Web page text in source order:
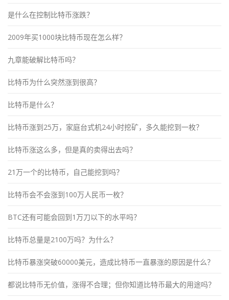
是什么在控制比特币涨跌？
2009年买1000块比特币现在怎么样？
九章能破解比特币吗？
比特币为什么突然涨到很高？
比特币是什么？
比特币涨到25万，家庭台式机24小时挖矿，多久能挖到一枚？
比特币涨这么多，但是真的卖得出去吗？
21万一个的比特币，自己能挖到吗？
比特币会不会涨到100万人民币一枚？
BTC还有可能会回到1万刀以下的水平吗？
比特币总量是2100万吗？为什么？
比特币暴涨突破60000美元，造成比特币一直暴涨的原因是什么？
都说比特币无价值，涨得不合理；但你知道比特币最大的用途吗？